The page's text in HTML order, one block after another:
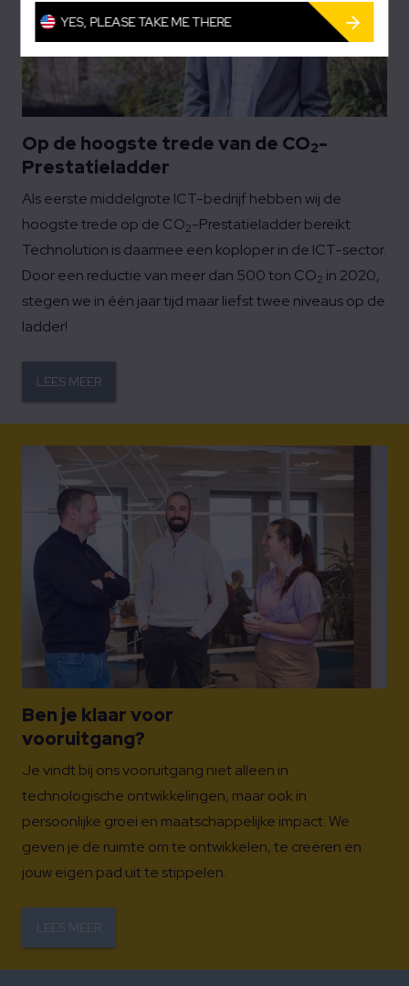
Op de hoogste trede van de CO2-
Prestatieladder
Als eerste middelgrote ICT-bedrijf hebben wij de
hoogste trede op de CO2-Prestatieladder bereikt.
Technolution is daarmee een koploper in de ICT-sector.
Door een reductie van meer dan 500 ton CO2 in 2020,
stegen we in één jaar tijd maar liefst twee niveaus op de
ladder!
LEES MEER
Ben je klaar voor
vooruitgang?
Je vindt bij ons vooruitgang niet alleen in
technologische ontwikkelingen, maar ook in
persoonlijke groei en maatschappelijke impact. We
geven je de ruimte om te ontwikkelen, te creëren en
jouw eigen pad uit te stippelen.
LEES MEER
YES, PLEASE TAKE ME THERE